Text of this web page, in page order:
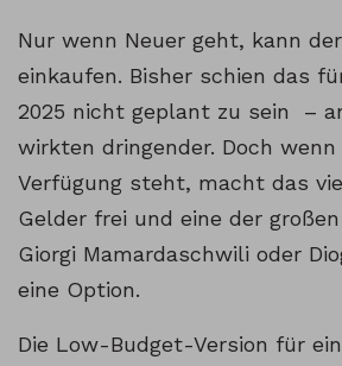
Nur wenn Neuer geht, kann
einkaufen. Bisher schien das
2025 nicht geplant zu sein –
wirkten dringender. Doch
Verfügung steht, macht das
Gelder frei und eine der
Giorgi Mamardaschwili oder
eine Option.
Die Low-Budget-Version für